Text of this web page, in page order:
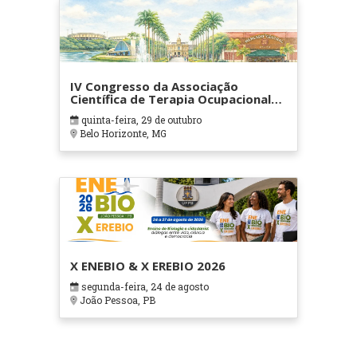
IV Congresso da Associação
Científica de Terapia Ocupacional
em Contextos Hospitalares e
Cuidados Paliativos - ATOHOSP
quinta-feira, 29 de outubro
Belo Horizonte, MG
X ENEBIO & X EREBIO 2026
segunda-feira, 24 de agosto
João Pessoa, PB